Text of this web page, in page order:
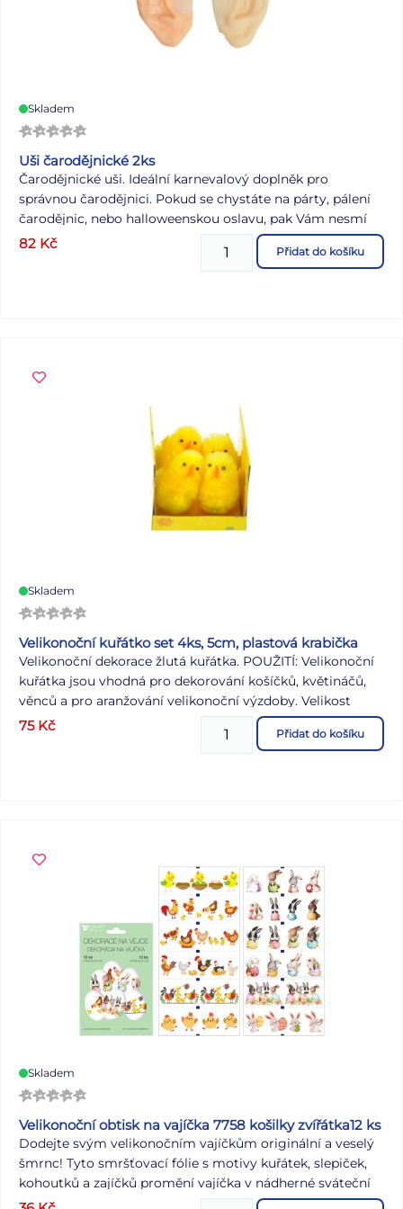
Skladem
Uši čarodějnické 2ks
Čarodějnické uši. Ideální karnevalový doplněk pro
správnou čarodějnici. Pokud se chystáte na párty, pálení
čarodějnic, nebo halloweenskou oslavu, pak Vám nesmí
chybět tyto uši, které dovedou Váš převlek k dokonalosti.
OBSAH BALENÍ: - 2 ks uší Dodáváme v sáčku se závěsem.
82 Kč Přidat do košíku
Skladem
Velikonoční kuřátko set 4ks, 5cm, plastová krabička
Velikonoční dekorace žlutá kuřátka. POUŽITÍ: Velikonoční
kuřátka jsou vhodná pro dekorování košíčků, květináčů,
věnců a pro aranžování velikonoční výzdoby. Velikost
kuřátka: 5 cm Počet ks v balení: 4 ks Dodáváme v krabičce
po 6 ks. Uvedená cena je za 1 set po 4 ks.
75 Kč Přidat do košíku
Skladem
Velikonoční obtisk na vajíčka 7758 košilky zvířátka12 ks
Dodejte svým velikonočním vajíčkům originální a veselý
šmrnc! Tyto smršťovací fólie s motivy kuřátek, slepiček,
kohoutků a zajíčků promění vajíčka v nádherné sváteční
dekorace. Balení obsahuje 12 krásných košilek, které se